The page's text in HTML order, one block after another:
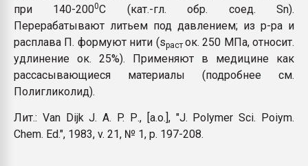
при 140-2000C (кат.-гл. обр. соед. Sn).
Перерабатывают литьем под давлением; из р-ра и
расплава П. формуют нити (sраст ок. 250 МПа, относит.
удлинение ок. 25%). Применяют в медицине как
рассасывающиеся материалы (подробнее см.
Полигликолид).
Лит.: Van Dijk J. A. P. Р., [а.о.], "J. Polymer Sci. Poiym.
Chem. Ed.", 1983, v. 21, № 1, p. 197-208.